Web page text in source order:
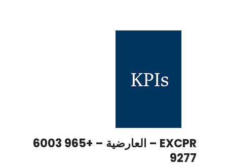
EXCPR – العارضية – +965 6003
9277